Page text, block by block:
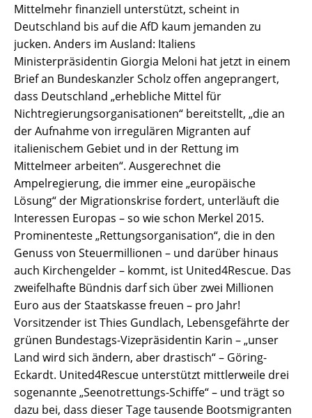
Mittelmehr finanziell unterstützt, scheint in
Deutschland bis auf die AfD kaum jemanden zu
jucken. Anders im Ausland: Italiens
Ministerpräsidentin Giorgia Meloni hat jetzt in einem
Brief an Bundeskanzler Scholz offen angeprangert,
dass Deutschland „erhebliche Mittel für
Nichtregierungsorganisationen“ bereitstellt, „die an
der Aufnahme von irregulären Migranten auf
italienischem Gebiet und in der Rettung im
Mittelmeer arbeiten“. Ausgerechnet die
Ampelregierung, die immer eine „europäische
Lösung“ der Migrationskrise fordert, unterläuft die
Interessen Europas – so wie schon Merkel 2015.
Prominenteste „Rettungsorganisation“, die in den
Genuss von Steuermillionen – und darüber hinaus
auch Kirchengelder – kommt, ist United4Rescue. Das
zweifelhafte Bündnis darf sich über zwei Millionen
Euro aus der Staatskasse freuen – pro Jahr!
Vorsitzender ist Thies Gundlach, Lebensgefährte der
grünen Bundestags-Vizepräsidentin Karin – „unser
Land wird sich ändern, aber drastisch“ – Göring-
Eckardt. United4Rescue unterstützt mittlerweile drei
sogenannte „Seenotrettungs-Schiffe“ – und trägt so
dazu bei, dass dieser Tage tausende Bootsmigranten